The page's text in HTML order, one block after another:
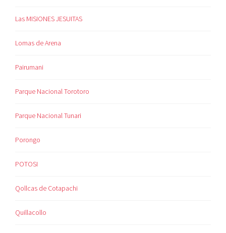
Las MISIONES JESUITAS
Lomas de Arena
Pairumani
Parque Nacional Torotoro
Parque Nacional Tunari
Porongo
POTOSI
Qollcas de Cotapachi
Quillacollo